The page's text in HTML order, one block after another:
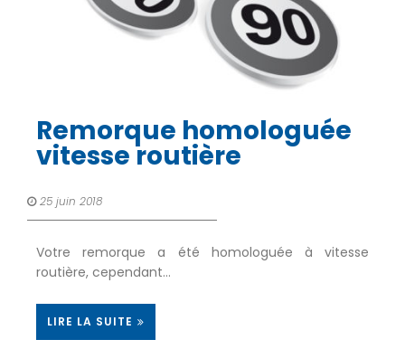
Remorque homologuée
vitesse routière
25 juin 2018
Votre remorque a été homologuée à vitesse
routière, cependant…
LIRE LA SUITE